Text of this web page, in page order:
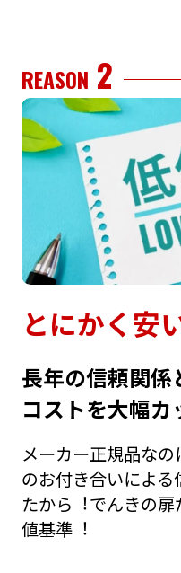
REASON 2
とにかく安
⻑年の信頼関
コストを⼤幅カ
メーカー正規品な
のお付き合いによ
たから︕でんきの
値基準︕